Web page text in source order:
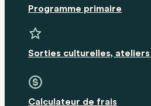
Programme primaire
Sorties culturelles,
Calculateur de frais